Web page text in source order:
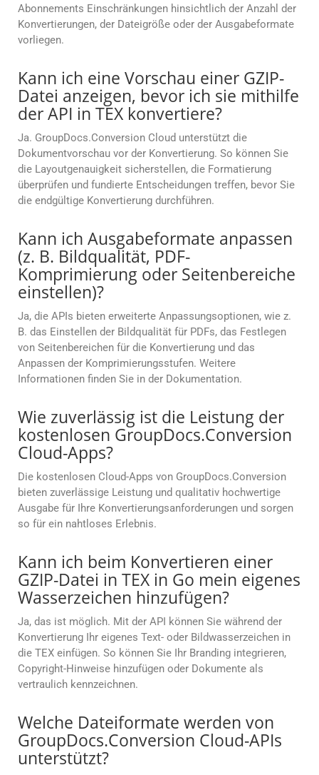
Abonnements Einschränkungen hinsichtlich der Anzahl der
Konvertierungen, der Dateigröße oder der Ausgabeformate
vorliegen.
Kann ich eine Vorschau einer GZIP-
Datei anzeigen, bevor ich sie mithilfe
der API in TEX konvertiere?
Ja. GroupDocs.Conversion Cloud unterstützt die
Dokumentvorschau vor der Konvertierung. So können Sie
die Layoutgenauigkeit sicherstellen, die Formatierung
überprüfen und fundierte Entscheidungen treffen, bevor Sie
die endgültige Konvertierung durchführen.
Kann ich Ausgabeformate anpassen
(z. B. Bildqualität, PDF-
Komprimierung oder Seitenbereiche
einstellen)?
Ja, die APIs bieten erweiterte Anpassungsoptionen, wie z.
B. das Einstellen der Bildqualität für PDFs, das Festlegen
von Seitenbereichen für die Konvertierung und das
Anpassen der Komprimierungsstufen. Weitere
Informationen finden Sie in der Dokumentation.
Wie zuverlässig ist die Leistung der
kostenlosen GroupDocs.Conversion
Cloud-Apps?
Die kostenlosen Cloud-Apps von GroupDocs.Conversion
bieten zuverlässige Leistung und qualitativ hochwertige
Ausgabe für Ihre Konvertierungsanforderungen und sorgen
so für ein nahtloses Erlebnis.
Kann ich beim Konvertieren einer
GZIP-Datei in TEX in Go mein eigenes
Wasserzeichen hinzufügen?
Ja, das ist möglich. Mit der API können Sie während der
Konvertierung Ihr eigenes Text- oder Bildwasserzeichen in
die TEX einfügen. So können Sie Ihr Branding integrieren,
Copyright-Hinweise hinzufügen oder Dokumente als
vertraulich kennzeichnen.
Welche Dateiformate werden von
GroupDocs.Conversion Cloud-APIs
unterstützt?